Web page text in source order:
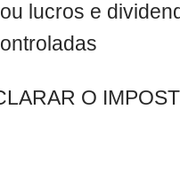
lucros e
O